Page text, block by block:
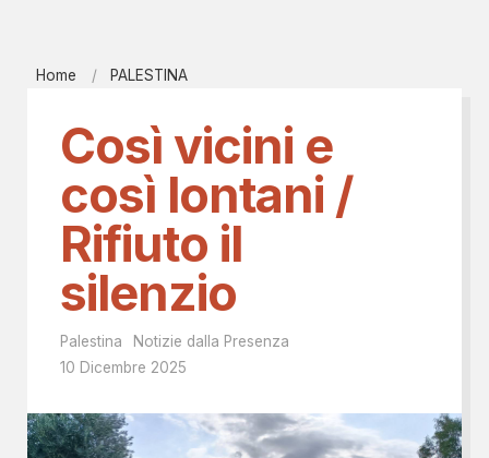
Home PALESTINA
Così vicini e
così lontani /
Rifiuto il
silenzio
Palestina
Notizie dalla Presenza
10 Dicembre 2025